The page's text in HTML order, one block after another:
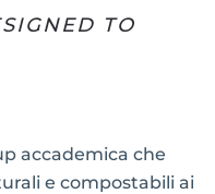
TO
accademica che
e compostabili ai